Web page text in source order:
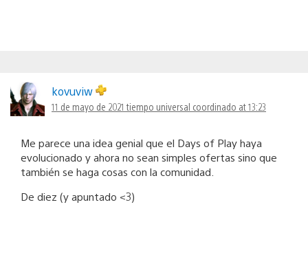
kovuviw
11 de mayo de 2021 tiempo universal coordinado at 13:23
Me parece una idea genial que el Days of Play haya
evolucionado y ahora no sean simples ofertas sino que
también se haga cosas con la comunidad.
De diez (y apuntado <3)